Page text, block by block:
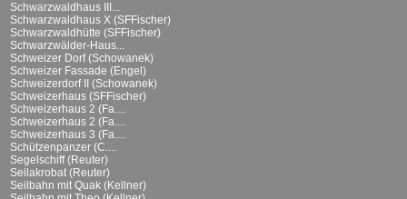
Schwarzwaldhaus III...
Schwarzwaldhaus X (SFFischer)
Schwarzwaldhütte (SFFischer)
Schwarzwälder-Haus...
Schweizer Dorf (Schowanek)
Schweizer Fassade (Engel)
Schweizerdorf II (Schowanek)
Schweizerhaus (SFFischer)
Schweizerhaus 2 (Fa....
Schweizerhaus 2 (Fa....
Schweizerhaus 3 (Fa....
Schützenpanzer (C....
Segelschiff (Reuter)
Seilakrobat (Reuter)
Seilbahn mit Quak (Kellner)